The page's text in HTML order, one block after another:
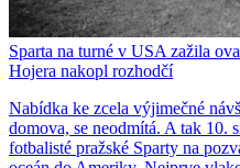
Sparta na turné v USA zažila
Hojera nakopl rozhodčí
Nabídka ke zcela výjimečné
domova, se neodmítá. A tak 10.
fotbalisté pražské Sparty na